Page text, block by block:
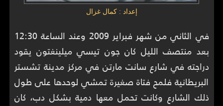
إعداد : كمال غزال
في الثاني من شهر فبراير 2009 وعند الساعة 12:30
بعد منتصف الليل كان جون تيسي ميلينغتون يقود
دراجته في شارع سانت مارتن في مركز مدينة تشستر
البريطانية فلمح فتاة صغيرة تمشي لوحدها على طول
ذلك الشارع وكانت تحمل معها دمية بشكل دب، كان